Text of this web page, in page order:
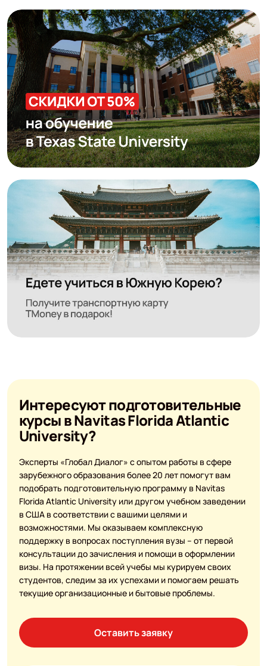
Интересуют подготовительные
курсы в Navitas Florida Atlantic
University?
Эксперты «Глобал Диалог» с опытом работы в сфере
зарубежного образования более 20 лет помогут вам
подобрать подготовительную программу в Navitas
Florida Atlantic University или другом учебном заведении
в США в соответствии с вашими целями и
возможностями. Мы оказываем комплексную
поддержку в вопросах поступления вузы – от первой
консультации до зачисления и помощи в оформлении
визы. На протяжении всей учебы мы курируем своих
студентов, следим за их успехами и помогаем решать
текущие организационные и бытовые проблемы.
Оставить заявку